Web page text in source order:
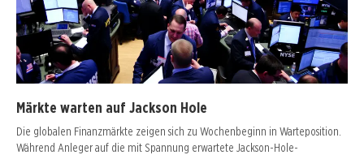
Märkte warten auf Jackson Hole
Die globalen Finanzmärkte zeigen sich zu Wochenbeginn in Warteposition.
Während Anleger auf die mit Spannung erwartete Jackson-Hole-